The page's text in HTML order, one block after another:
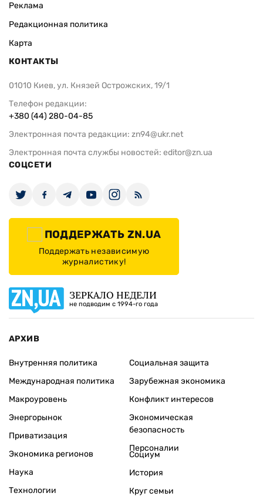
Реклама
Редакционная политика
Карта
КОНТАКТЫ
01010 Киев, ул. Князей Острожских, 19/1
Телефон редакции:
+380 (44) 280-04-85
Электронная почта редакции: zn94@ukr.net
Электронная почта службы новостей: editor@zn.ua
СОЦСЕТИ
ПОДДЕРЖАТЬ ZN.UA
Поддержать независимую
журналистику!
ЗЕРКАЛО НЕДЕЛИ
не подводим с 1994-го года
АРХИВ
Внутренняя политика
Международная политика
Макроуровень
Энергорынок
Приватизация
Экономика регионов
Социальная защита
Зарубежная экономика
Конфликт интересов
Экономическая
безопасность
Персоналии
Наука
Технологии
Социум
История
Круг семьи